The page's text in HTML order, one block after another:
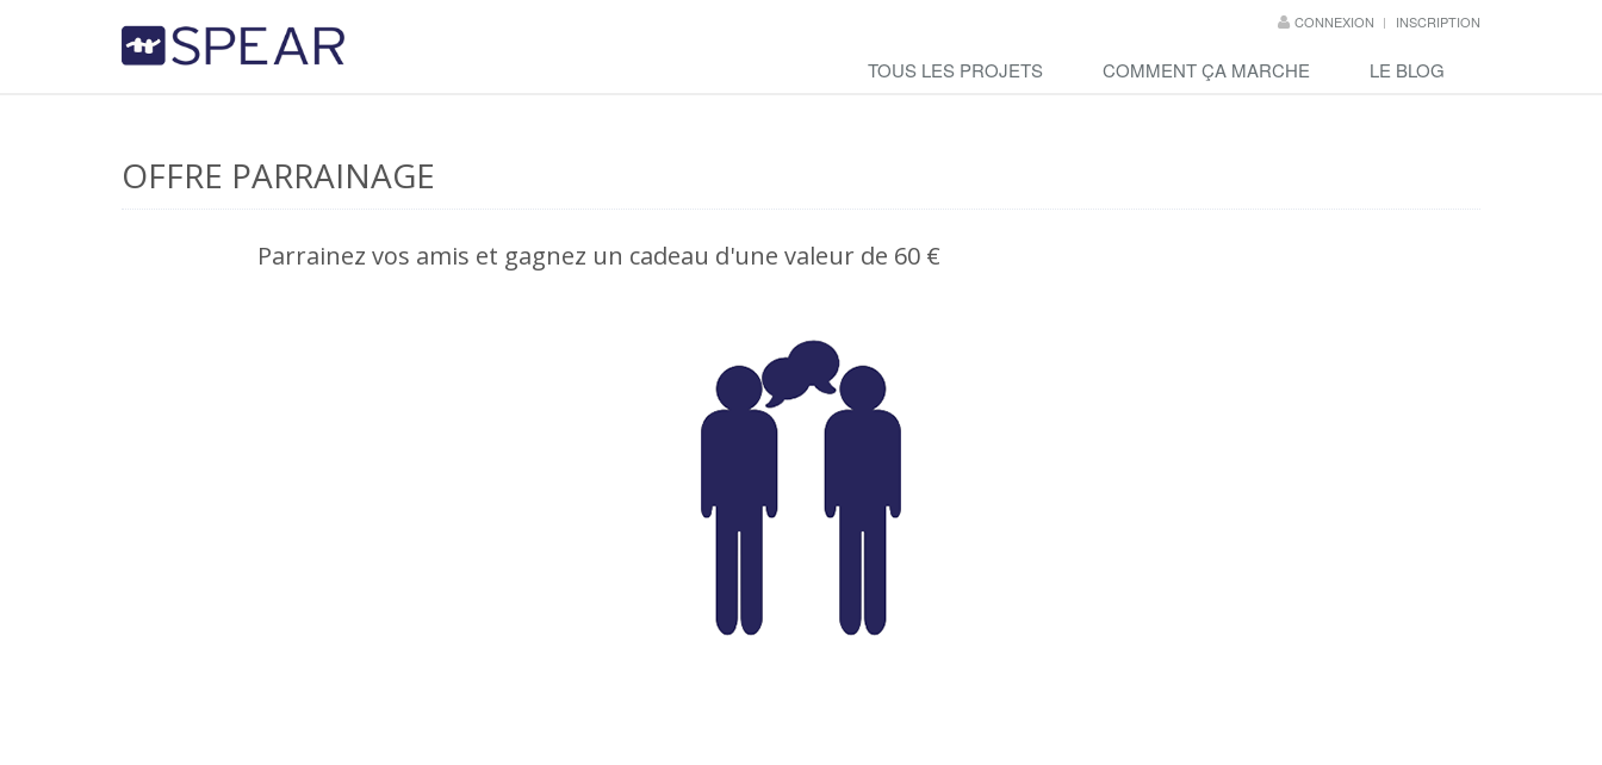
CONNEXION INSCRIPTION
TOUS LES PROJETS COMMENT ÇA MARCHE LE BLOG
OFFRE PARRAINAGE
Parrainez vos amis et gagnez un cadeau d'une valeur de 60 €